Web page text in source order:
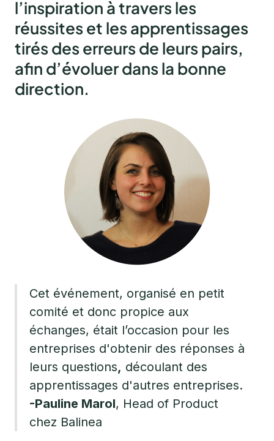
l’inspiration à travers les
réussites et les apprentissages
tirés des erreurs de leurs pairs,
afin d’évoluer dans la bonne
direction.
Cet événement, organisé en petit
comité et donc propice aux
échanges, était l’occasion pour les
entreprises d'obtenir des réponses à
leurs questions, découlant des
apprentissages d'autres entreprises.
-Pauline Marol, Head of Product
chez Balinea